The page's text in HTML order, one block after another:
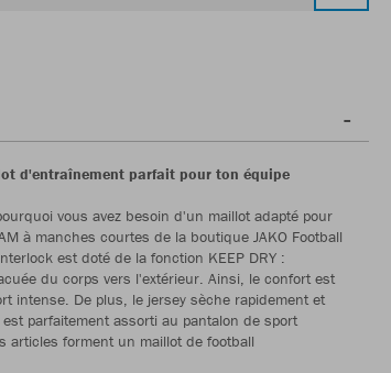
d'entraînement parfait pour ton équipe
vous avez besoin d'un maillot adapté pour
à manches courtes de la boutique JAKO Football
est doté de la fonction KEEP DRY :
du corps vers l'extérieur. Ainsi, le confort est
intense. De plus, le jersey sèche rapidement et
parfaitement assorti au pantalon de sport
articles forment un maillot de football